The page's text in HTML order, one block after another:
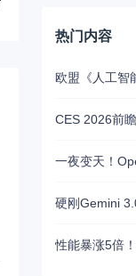
热门内容
欧盟《人工智
CES 2026前瞻
一夜变天！
硬刚Gemini
性能暴涨5倍